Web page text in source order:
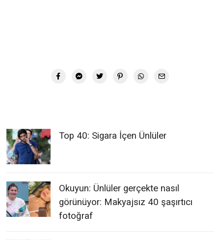
Top 40: Sigara İçen Ünlüler
Okuyun: Ünlüler gerçekte nasıl
görünüyor: Makyajsız 40 şaşırtıcı
fotoğraf